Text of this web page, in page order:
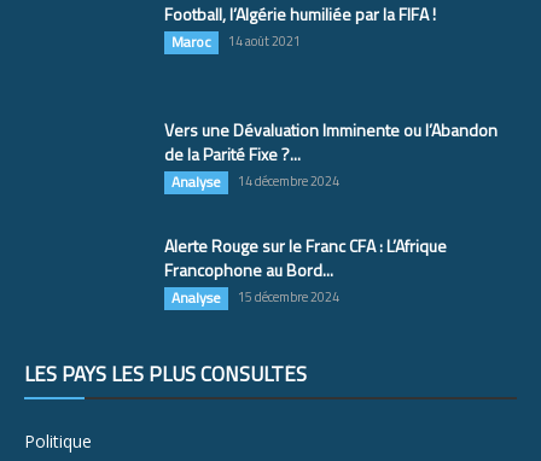
Football, l’Algérie humiliée par la FIFA !
Maroc 14 août 2021
Vers une Dévaluation Imminente ou l’Abandon
de la Parité Fixe ?...
Analyse 14 décembre 2024
Alerte Rouge sur le Franc CFA : L’Afrique
Francophone au Bord...
Analyse 15 décembre 2024
LES PAYS LES PLUS CONSULTÉS
Politique